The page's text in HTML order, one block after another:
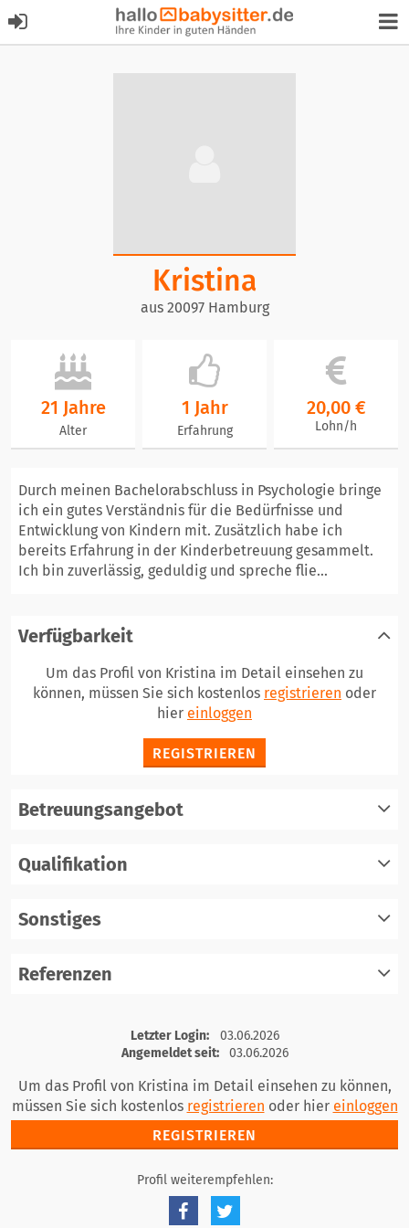
Kristina
aus 20097 Hamburg
21 Jahre
Alter
1 Jahr
Erfahrung
20,00 €
Lohn/h
Durch meinen Bachelorabschluss in Psychologie bringe
ich ein gutes Verständnis für die Bedürfnisse und
Entwicklung von Kindern mit. Zusätzlich habe ich
bereits Erfahrung in der Kinderbetreuung gesammelt.
Ich bin zuverlässig, geduldig und spreche flie...
Verfügbarkeit
Um das Profil von Kristina im Detail einsehen zu
können, müssen Sie sich kostenlos registrieren oder
hier einloggen
REGISTRIEREN
Betreuungsangebot
Qualifikation
Sonstiges
Referenzen
registrieren
einloggen
Letzter Login:
03.06.2026
Angemeldet seit:
03.06.2026
Um das Profil von Kristina im Detail einsehen zu können,
müssen Sie sich kostenlos registrieren oder hier einloggen
REGISTRIEREN
Profil weiterempfehlen: